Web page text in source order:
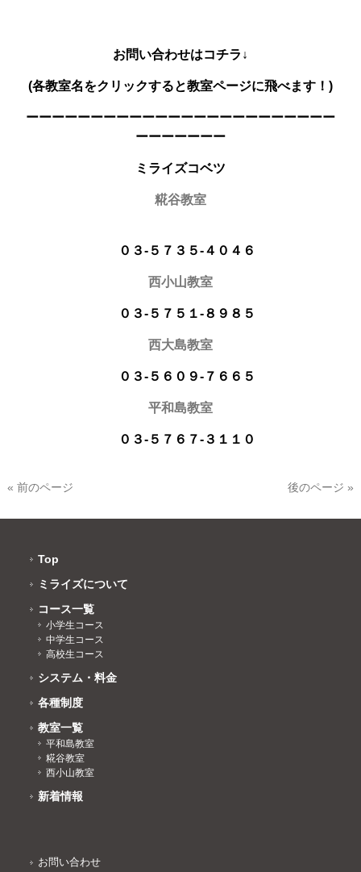
お問い合わせはコチラ↓
(各教室名をクリックすると教室ページに飛べます！)
ーーーーーーーーーーーーーーーーーーーーーーーー
ーーーーーーー
ミライズコベツ
糀谷教室
０３-５７３５-４０４６
西小山教室
０３-５７５１-８９８５
西大島教室
０３-５６０９-７６６５
平和島教室
０３-５７６７-３１１０
« 前のページ 後のページ »
Top
ミライズについて
コース一覧
小学生コース
中学生コース
高校生コース
システム・料金
各種制度
教室一覧
平和島教室
糀谷教室
西小山教室
新着情報
お問い合わせ